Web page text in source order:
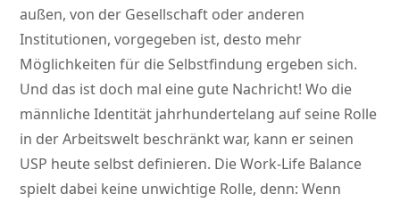
außen, von der Gesellschaft oder anderen
Institutionen, vorgegeben ist, desto mehr
Möglichkeiten für die Selbstfindung ergeben sich.
Und das ist doch mal eine gute Nachricht! Wo die
männliche Identität jahrhundertelang auf seine Rolle
in der Arbeitswelt beschränkt war, kann er seinen
USP heute selbst definieren. Die Work-Life Balance
spielt dabei keine unwichtige Rolle, denn: Wenn